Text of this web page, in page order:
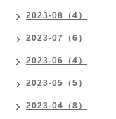
2023-08（4）
2023-07（6）
2023-06（4）
2023-05（5）
2023-04（8）